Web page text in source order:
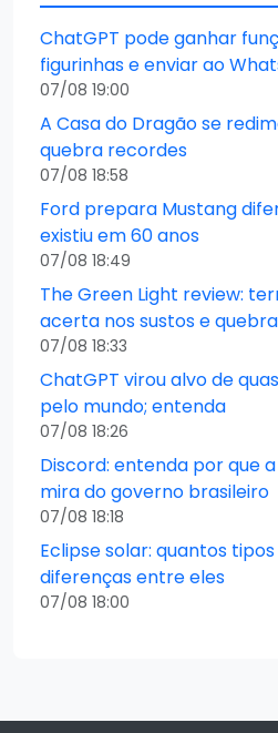
ChatGPT pode ganhar
figurinhas e enviar ao
07/08 19:00
A Casa do Dragão se
quebra recordes
07/08 18:58
Ford prepara Mustang
existiu em 60 anos
07/08 18:49
The Green Light review:
acerta nos sustos e
07/08 18:33
ChatGPT virou alvo de
pelo mundo; entenda
07/08 18:26
Discord: entenda por que
mira do governo brasileiro
07/08 18:18
Eclipse solar: quantos
diferenças entre eles
07/08 18:00